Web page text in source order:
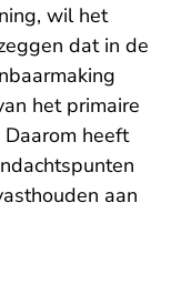
wil het
dat in de
het primaire
heeft
aan